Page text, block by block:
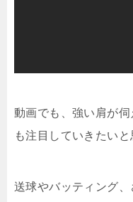
動画でも、強い肩が
も注目していきたいと
送球やバッティング